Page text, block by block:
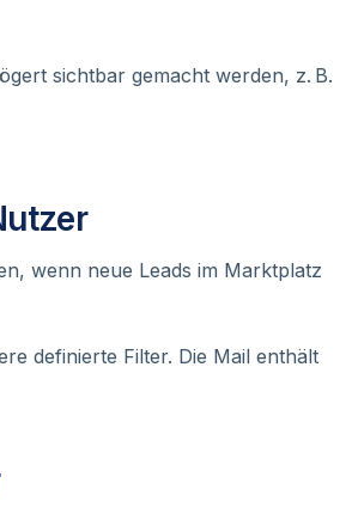
sichtbar gemacht werden, z. B.
wenn neue Leads im Marktplatz
definierte Filter. Die Mail enthält